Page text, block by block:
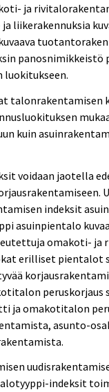
ja
liikerakennuksia
panosnimikkeistö
luokitukseen.
talonrakentamisen
kuin
voidaan jaotella
indeksit
asuinpientalo
omakoti- ja
erilliset pientalot
peruskorjaus
ja omakotitalon
asunto-
indeksit